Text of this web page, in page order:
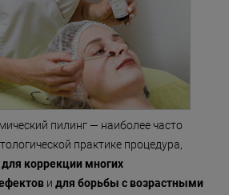
пилинг — наиболее часто
практике процедура,
коррекции многих
и для борьбы с возрастными